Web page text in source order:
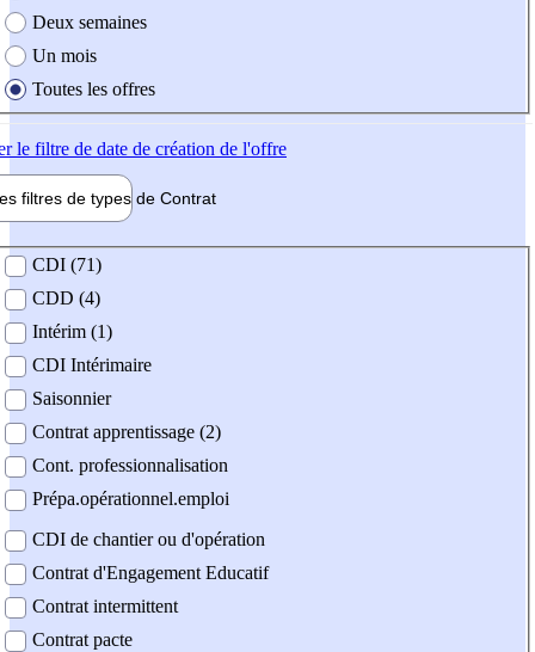
Deux semaines
Un mois
Toutes les offres
le filtre de date de création de l'offre
filtres de types de Contrat
contrat
CDI (71)
CDD (4)
Intérim (1)
CDI Intérimaire
Saisonnier
Contrat apprentissage (2)
Cont. professionnalisation
Prépa.opérationnel.emploi
CDI de chantier ou d'opération
Contrat d'Engagement Educatif
Contrat intermittent
Contrat pacte